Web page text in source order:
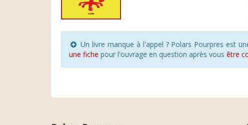
Un livre manque à l'appel ? Polars Pourpres est
une fiche pour l'ouvrage en question après vous être